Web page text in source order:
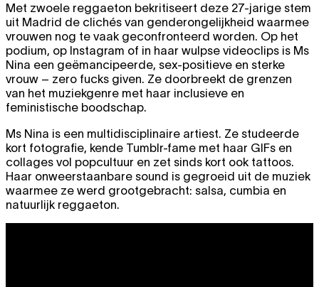
Met zwoele reggaeton bekritiseert deze 27-jarige stem
uit Madrid de clichés van genderongelijkheid waarmee
vrouwen nog te vaak geconfronteerd worden. Op het
podium, op Instagram of in haar wulpse videoclips is Ms
Nina een geëmancipeerde, sex-positieve en sterke
vrouw – zero fucks given. Ze doorbreekt de grenzen
van het muziekgenre met haar inclusieve en
feministische boodschap.
Ms Nina is een multidisciplinaire artiest. Ze studeerde
kort fotografie, kende Tumblr-fame met haar GIFs en
collages vol popcultuur en zet sinds kort ook tattoos.
Haar onweerstaanbare sound is gegroeid uit de muziek
waarmee ze werd grootgebracht: salsa, cumbia en
natuurlijk reggaeton.